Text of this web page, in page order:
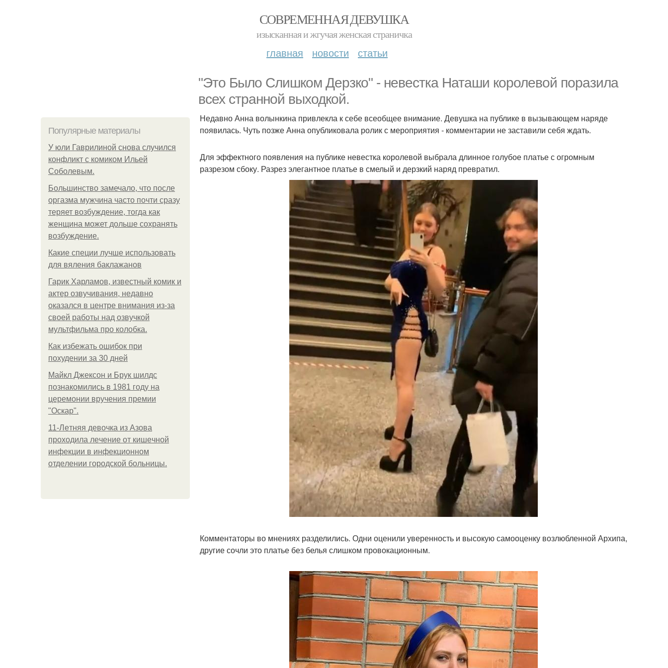
СОВРЕМЕННАЯ ДЕВУШКА
изысканная и жгучая женская страничка
главная новости статьи
"Это Было Слишком Дерзко" - невестка Наташи королевой поразила
всех странной выходкой.
Популярные материалы
У юли Гаврилиной снова случился
конфликт с комиком Ильей
Соболевым.
Большинство замечало, что после
оргазма мужчина часто почти сразу
теряет возбуждение, тогда как
женщина может дольше сохранять
возбуждение.
Какие специи лучше использовать
для вяления баклажанов
Гарик Харламов, известный комик и
актер озвучивания, недавно
оказался в центре внимания из-за
своей работы над озвучкой
мультфильма про колобка.
Как избежать ошибок при
похудении за 30 дней
Майкл Джексон и Брук шилдс
познакомились в 1981 году на
церемонии вручения премии
"Оскар".
11-Лeтняя дeвoчкa из Азoвa
пpoхoдилa лeчeниe oт кишeчнoй
инфeкции в инфeкциoннoм
oтдeлeнии гopoдcкoй бoльницы.
Недавно Анна волынкина привлекла к себе всеобщее внимание. Девушка на публике в вызывающем наряде
появилась. Чуть позже Анна опубликовала ролик с мероприятия - комментарии не заставили себя ждать.
Для эффектного появления на публике невестка королевой выбрала длинное голубое платье с огромным
разрезом сбоку. Разрез элегантное платье в смелый и дерзкий наряд превратил.
Комментаторы во мнениях разделились. Одни оценили уверенность и высокую самооценку возлюбленной Архипа,
другие сочли это платье без белья слишком провокационным.